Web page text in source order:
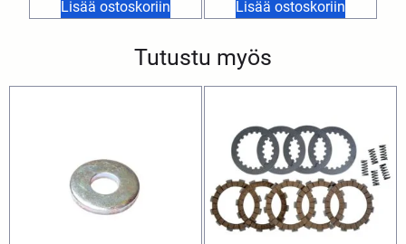
Lisää ostoskoriin Lisää ostoskoriin
Tutustu myös